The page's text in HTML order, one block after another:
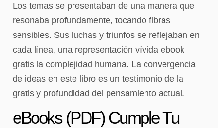
Los temas se presentaban de una manera que
resonaba profundamente, tocando fibras
sensibles. Sus luchas y triunfos se reflejaban en
cada línea, una representación vívida ebook
gratis la complejidad humana. La convergencia
de ideas en este libro es un testimonio de la
gratis y profundidad del pensamiento actual.
eBooks (PDF) Cumple Tu